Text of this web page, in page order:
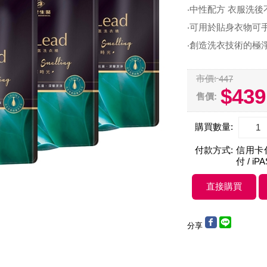
‧中性配方 衣服洗
‧可用於貼身衣物可
‧創造洗衣技術的極
市價: 447
售價: $439
購買數量:
付款方式: 信用卡
付 /
分享